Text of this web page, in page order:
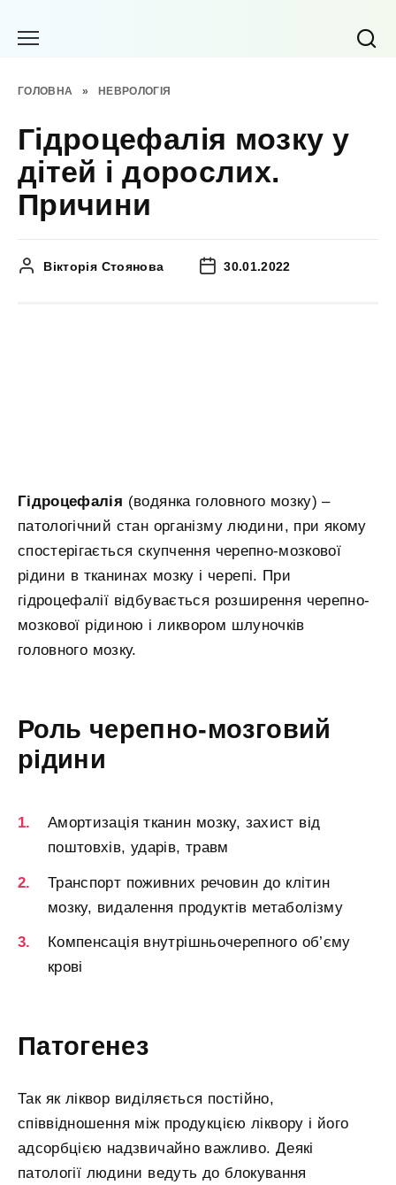
ГОЛОВНА » НЕВРОЛОГІЯ
Гідроцефалія мозку у
дітей і дорослих.
Причини
Вікторія Стоянова 30.01.2022
Гідроцефалія (водянка головного мозку) –
патологічний стан організму людини, при якому
спостерігається скупчення черепно-мозкової
рідини в тканинах мозку і черепі. При
гідроцефалії відбувається розширення черепно-
мозкової рідиною і ликвором шлуночків
головного мозку.
Роль черепно-мозговий
рідини
Амортизація тканин мозку, захист від
поштовхів, ударів, травм
Транспорт поживних речовин до клітин
мозку, видалення продуктів метаболізму
Компенсація внутрішньочерепного об’єму
крові
Патогенез
Так як ліквор виділяється постійно,
співвідношення між продукцією ліквору і його
адсорбцією надзвичайно важливо. Деякі
патології людини ведуть до блокування